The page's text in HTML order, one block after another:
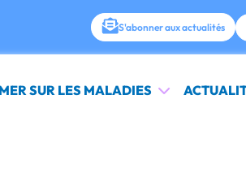
S'abonner aux actualités
SUR LES MALADIES